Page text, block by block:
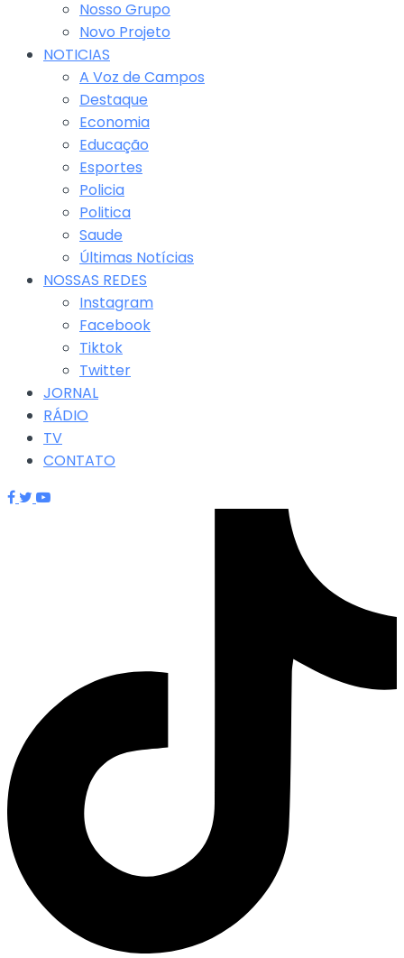
Nosso Grupo
Novo Projeto
NOTICIAS
A Voz de Campos
Destaque
Economia
Educação
Esportes
Policia
Politica
Saude
Últimas Notícias
NOSSAS REDES
Instagram
Facebook
Tiktok
Twitter
JORNAL
RÁDIO
TV
CONTATO